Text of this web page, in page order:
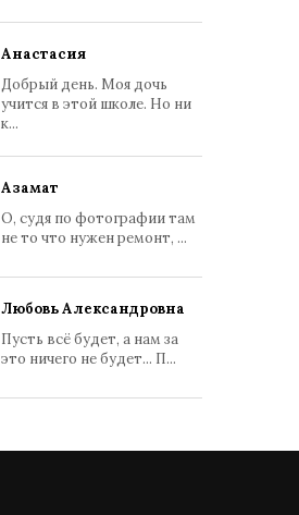
Анастасия
Добрый день. Моя дочь
учится в этой школе. Но ни
к...
Азамат
О, судя по фотографии там
не то что нужен ремонт, ...
Любовь Александровна
Пусть всё будет, а нам за
это ничего не будет... П...